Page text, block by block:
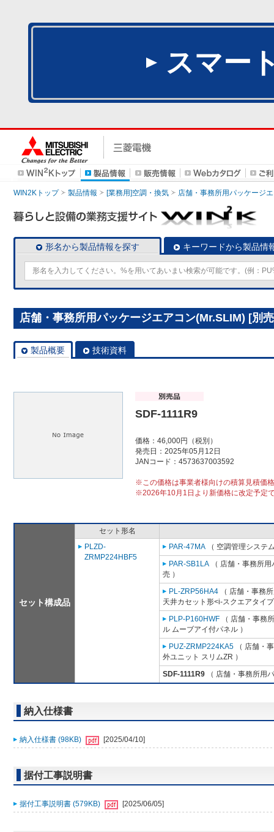
スマー
WIN2Kトップ 製品情報 [業務用]空調・換気 店舗・事務所用パッケージ
形名から製品情報を探す キーワードから製品情
店舗・事務所用パッケージエアコン(Mr.SLIM) [別
製品概要 技術資料
SDF-1111R9
価格：46,000円（税別）
発売日：2025年05月12日
JANコード：4573637003592
※この価格は事業者様向けの積算見積価
※2026年10月1日より新価格に改定予定
セット構成品
セット形名
PLZD-
ZRMP224HBF5
PAR-47MA （ 空調管理システ
PAR-SB1LA （ 店舗・事務所
売 ）
PL-ZRP56HA4 （ 店舗・事務
天井カセット形<i-スクエアタイ
PLP-P160HWF （ 店舗・事務
ル ムーブアイ付パネル ）
PUZ-ZRMP224KA5 （ 店舗・
外ユニット スリムZR ）
SDF-1111R9 （ 店舗・事務所用
納入仕様書
納入仕様書 (98KB) [2025/04/10]
据付工事説明書
据付工事説明書 (579KB) [2025/06/05]